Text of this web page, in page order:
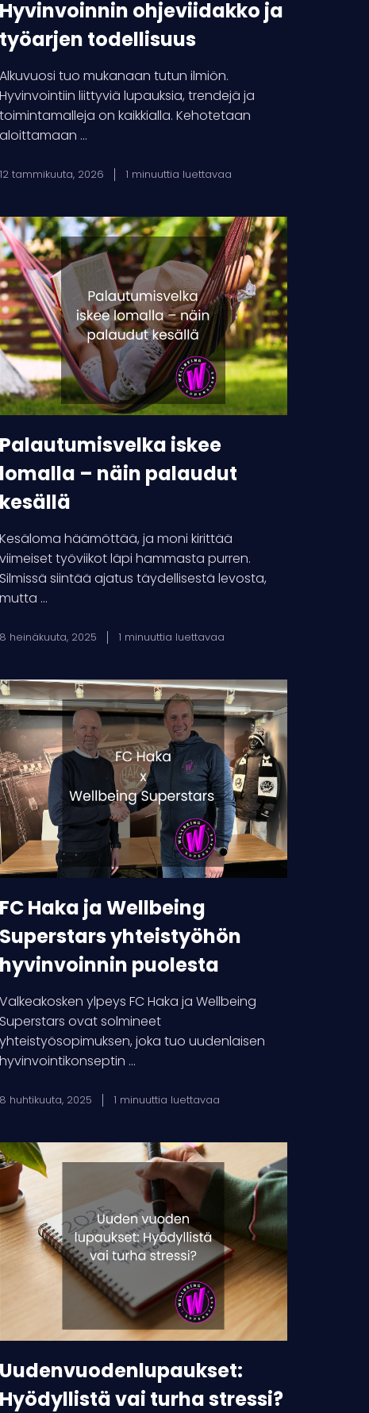
Hyvinvoinnin ohjeviidakko ja
työarjen todellisuus
Alkuvuosi tuo mukanaan tutun ilmiön.
Hyvinvointiin liittyviä lupauksia, trendejä ja
toimintamalleja on kaikkialla. Kehotetaan
aloittamaan ...
12 tammikuuta, 2026 1 minuuttia luettavaa
Palautumisvelka
iskee
lomalla
–
näin
palaudut
kesällä
Palautumisvelka iskee
lomalla – näin palaudut
kesällä
Kesäloma häämöttää, ja moni kirittää
viimeiset työviikot läpi hammasta purren.
Silmissä siintää ajatus täydellisestä levosta,
mutta ...
8 heinäkuuta, 2025 1 minuuttia luettavaa
FC
Haka
ja
Wellbeing
Superstars
yhteistyöhön
hyvinvoinnin
puolesta
FC Haka ja Wellbeing
Superstars yhteistyöhön
hyvinvoinnin puolesta
Valkeakosken ylpeys FC Haka ja Wellbeing
Superstars ovat solmineet
yhteistyösopimuksen, joka tuo uudenlaisen
hyvinvointikonseptin ...
8 huhtikuuta, 2025 1 minuuttia luettavaa
Uudenvuodenlupaukset:
Hyödyllistä
vai
turha
stressi?
Uudenvuodenlupaukset:
Hyödyllistä vai turha stressi?